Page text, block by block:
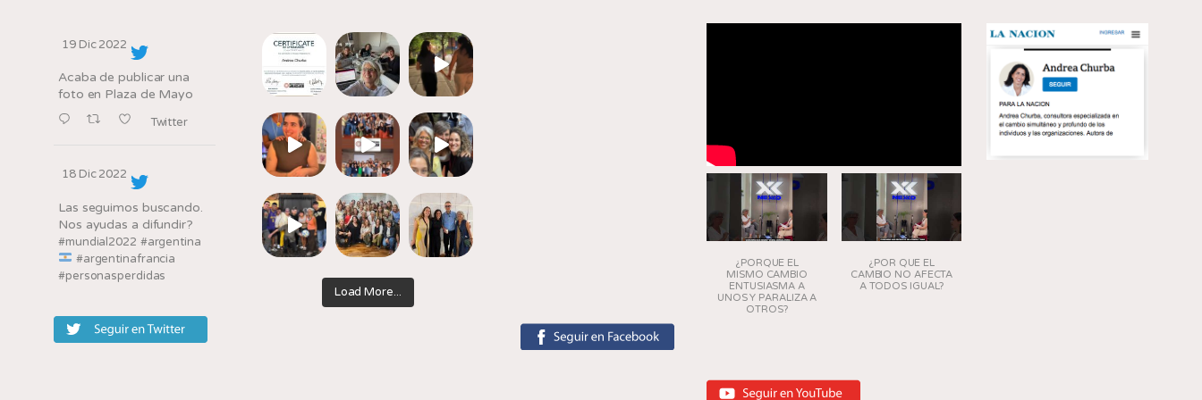
19 Dic 2022
Acaba de publicar una
foto en Plaza de Mayo
Twitter
18 Dic 2022
Las seguimos buscando.
Nos ayudas a difundir?
#mundial2022 #argentina
#argentinafrancia
#personasperdidas
Twitter
Load More...
¿PORQUE EL
MISMO CAMBIO
ENTUSIASMA A
UNOS Y PARALIZA A
OTROS?
¿POR QUE EL
CAMBIO NO AFECTA
A TODOS IGUAL?